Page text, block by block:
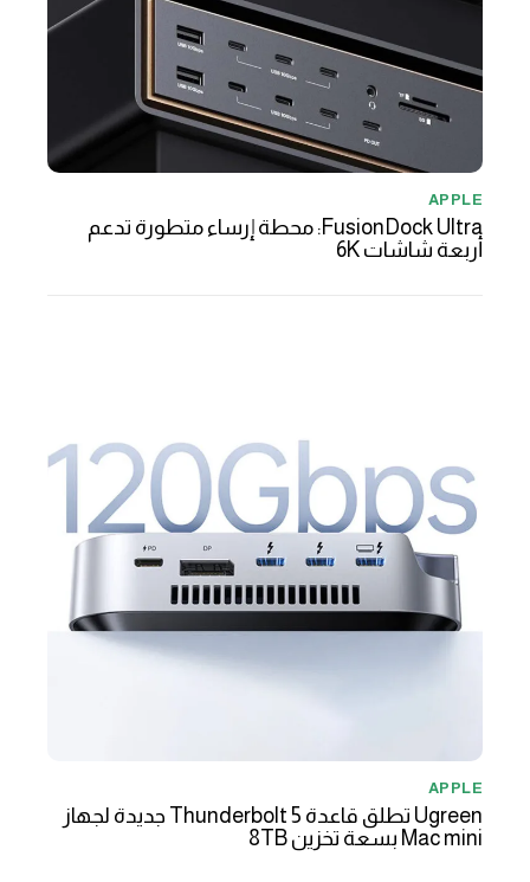
APPLE
FusionDock Ultra: محطة إرساء متطورة تدعم
أربعة شاشات 6K
APPLE
Ugreen تطلق قاعدة Thunderbolt 5 جديدة لجهاز
Mac mini بسعة تخزين 8TB